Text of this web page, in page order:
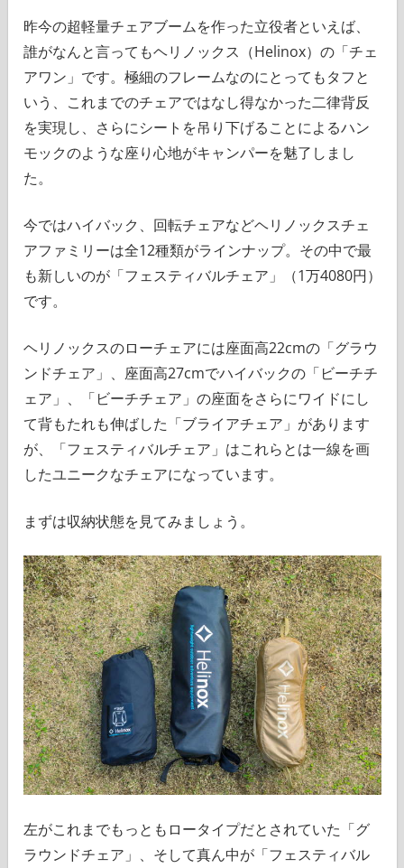
昨今の超軽量チェアブームを作った立役者といえば、
誰がなんと言ってもヘリノックス（Helinox）の「チェ
アワン」です。極細のフレームなのにとってもタフと
いう、これまでのチェアではなし得なかった二律背反
を実現し、さらにシートを吊り下げることによるハン
モックのような座り心地がキャンパーを魅了しまし
た。
今ではハイバック、回転チェアなどヘリノックスチェ
アファミリーは全12種類がラインナップ。その中で最
も新しいのが「フェスティバルチェア」（1万4080円）
です。
ヘリノックスのローチェアには座面高22cmの「グラウ
ンドチェア」、座面高27cmでハイバックの「ビーチチ
ェア」、「ビーチチェア」の座面をさらにワイドにし
て背もたれも伸ばした「ブライアチェア」があります
が、「フェスティバルチェア」はこれらとは一線を画
したユニークなチェアになっています。
まずは収納状態を見てみましょう。
左がこれまでもっともロータイプだとされていた「グ
ラウンドチェア」、そして真ん中が「フェスティバル